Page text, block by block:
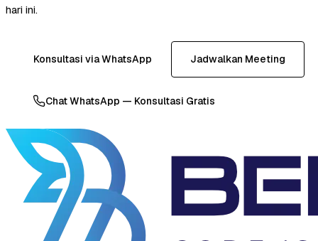
hari ini.
Konsultasi via WhatsApp Jadwalkan Meeting
Chat WhatsApp — Konsultasi Gratis